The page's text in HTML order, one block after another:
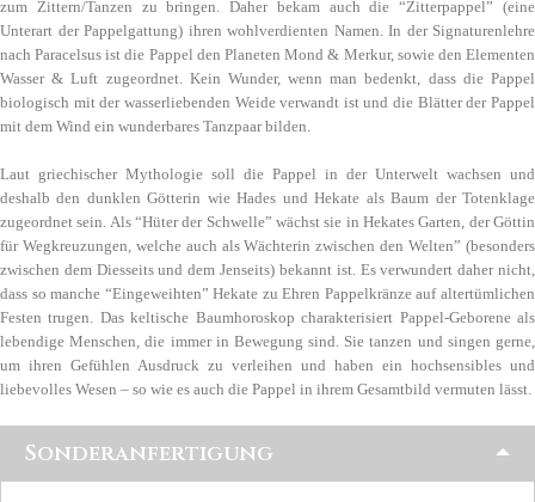
zum Zittern/Tanzen zu bringen. Daher bekam auch die “Zitterpappel” (eine
Unterart der Pappelgattung) ihren wohlverdienten Namen. In der Signaturenlehre
nach Paracelsus ist die Pappel den Planeten Mond & Merkur, sowie den Elementen
Wasser & Luft zugeordnet. Kein Wunder, wenn man bedenkt, dass die Pappel
biologisch mit der wasserliebenden Weide verwandt ist und die Blätter der Pappel
mit dem Wind ein wunderbares Tanzpaar bilden.
Laut griechischer Mythologie soll die Pappel in der Unterwelt wachsen und
deshalb den dunklen Götterin wie Hades und Hekate als Baum der Totenklage
zugeordnet sein. Als “Hüter der Schwelle” wächst sie in Hekates Garten, der Göttin
für Wegkreuzungen, welche auch als Wächterin zwischen den Welten” (besonders
zwischen dem Diesseits und dem Jenseits) bekannt ist. Es verwundert daher nicht,
dass so manche “Eingeweihten” Hekate zu Ehren Pappelkränze auf altertümlichen
Festen trugen. Das keltische Baumhoroskop charakterisiert Pappel-Geborene als
lebendige Menschen, die immer in Bewegung sind. Sie tanzen und singen gerne,
um ihren Gefühlen Ausdruck zu verleihen und haben ein hochsensibles und
liebevolles Wesen – so wie es auch die Pappel in ihrem Gesamtbild vermuten lässt.
Sonderanfertigung